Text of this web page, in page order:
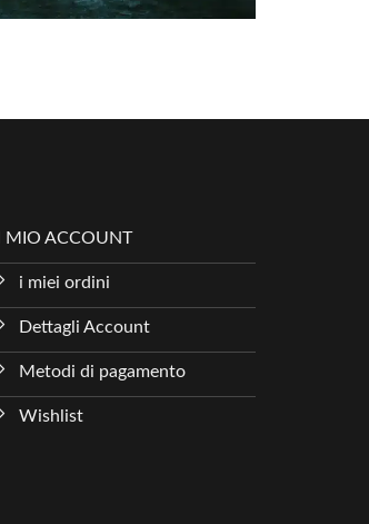
Il MIO ACCOUNT
i miei ordini
Dettagli Account
Metodi di pagamento
Wishlist